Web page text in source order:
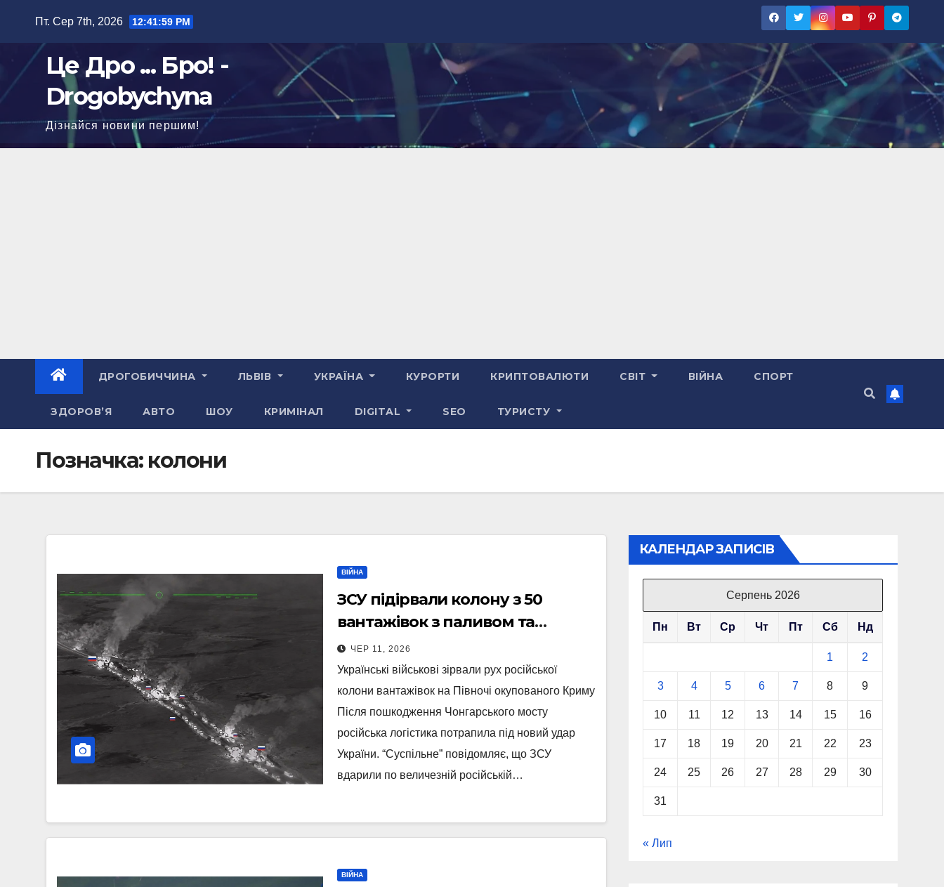
Пт. Сер 7th, 2026 12:42:00 PM
Це Дро ... Бро! -
Drogobychyna
Дізнайся новини першим!
ДРОГОБИЧЧИНА ЛЬВІВ УКРАЇНА КУРОРТИ КРИПТОВАЛЮТИ СВІТ ВІЙНА СПОРТ
ЗДОРОВ’Я АВТО ШОУ КРИМІНАЛ DIGITAL SEO ТУРИСТУ
Позначка: колони
ВІЙНА
ЗСУ підірвали колону з 50
вантажівок з паливом та
боєприпасами на вході до
Криму
ЧЕР 11, 2026
Українські військові зірвали рух російської
колони вантажівок на Півночі окупованого Криму
Після пошкодження Чонгарського мосту
російська логістика потрапила під новий удар
України. “Суспільне” повідомляє, що ЗСУ
вдарили по величезній російській…
ВІЙНА
КАЛЕНДАР ЗАПИСІВ
Серпень 2026
Пн Вт Ср Чт Пт Сб Нд
1 2
3 4 5 6 7 8 9
10 11 12 13 14 15 16
17 18 19 20 21 22 23
24 25 26 27 28 29 30
31
« Лип